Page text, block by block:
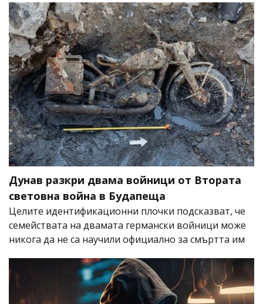
Дунав разкри двама войници от Втората
световна война в Будапеща
Целите идентификационни плочки подсказват, че
семействата на двамата германски войници може
никога да не са научили официално за смъртта им